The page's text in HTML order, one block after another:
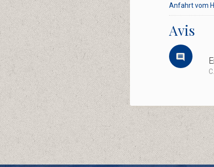
Anfahrt vom
Avis